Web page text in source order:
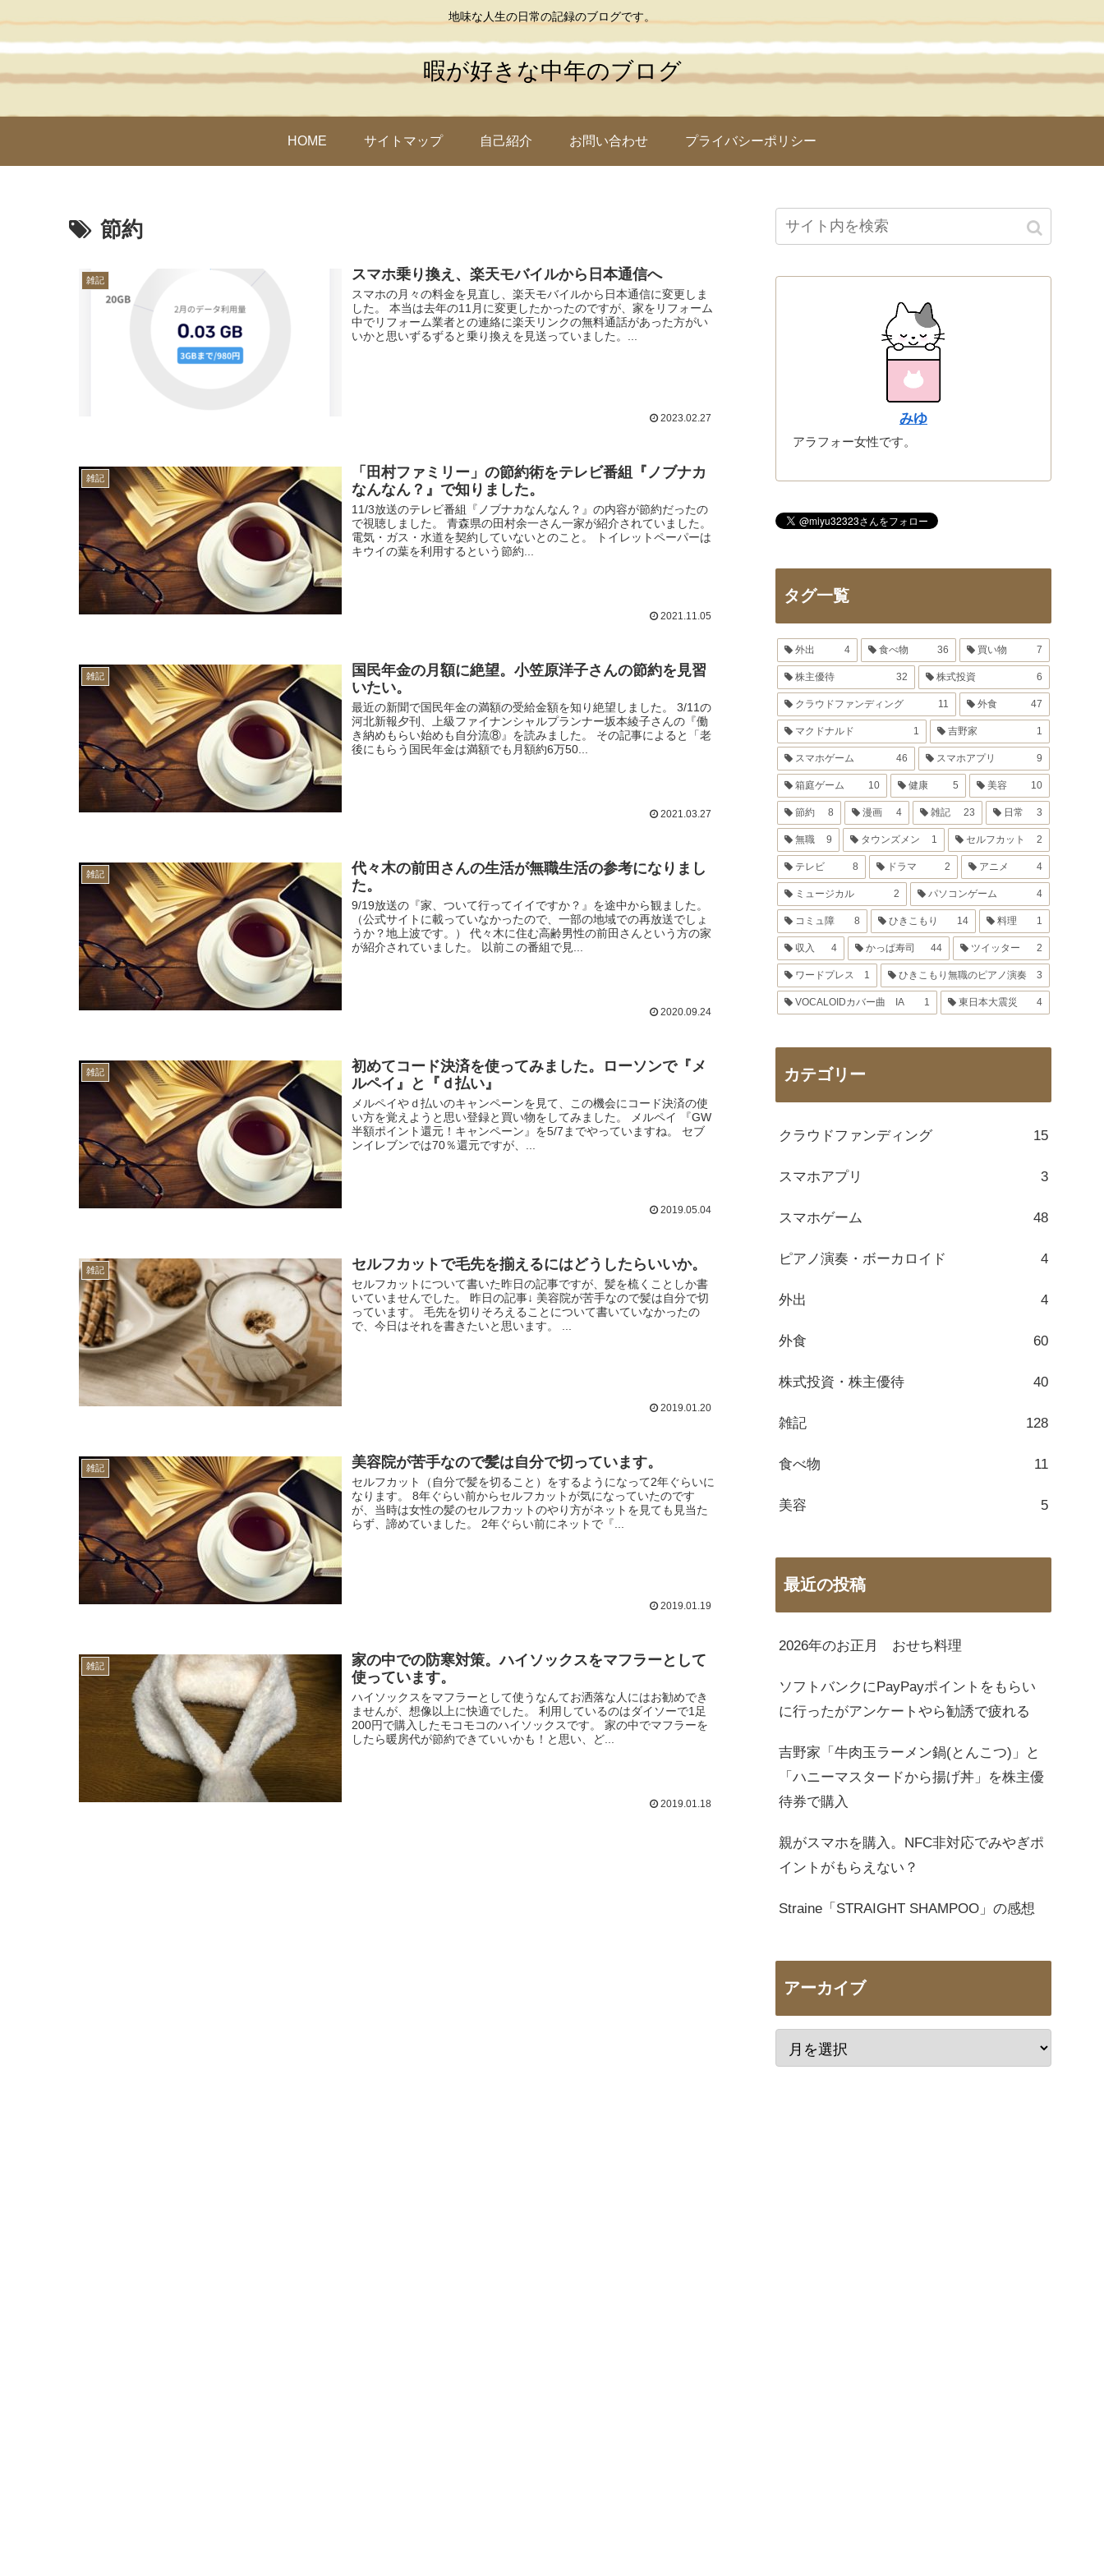
地味な人生の日常の記録のブログです。
暇が好きな中年のブログ
HOME サイトマップ 自己紹介 お問い合わせ プライバシーポリシー
節約
雑記 スマホ乗り換え、楽天モバイルから日本通信へ
スマホの月々の料金を見直し、楽天モバイルから日本通信に変更しま
した。 本当は去年の11月に変更したかったのですが、家をリフォーム
中でリフォーム業者との連絡に楽天リンクの無料通話があった方がい
いかと思いずるずると乗り換えを見送っていました。...
2023.02.27
雑記
「田村ファミリー」の節約術をテレビ番組『ノブナカ
なんなん？』で知りました。
11/3放送のテレビ番組『ノブナカなんなん？』の内容が節約だったの
で視聴しました。 青森県の田村余一さん一家が紹介されていました。
電気・ガス・水道を契約していないとのこと。 トイレットペーパーは
キウイの葉を利用するという節約...
2021.11.05
雑記
国民年金の月額に絶望。小笠原洋子さんの節約を見習
いたい。
最近の新聞で国民年金の満額の受給金額を知り絶望しました。 3/11の
河北新報夕刊、上級ファイナンシャルプランナー坂本綾子さんの『働
き納めもらい始めも自分流⑧』を読みました。 その記事によると「老
後にもらう国民年金は満額でも月額約6万50...
2021.03.27
雑記
代々木の前田さんの生活が無職生活の参考になりまし
た。
9/19放送の『家、ついて行ってイイですか？』を途中から観ました。
（公式サイトに載っていなかったので、一部の地域での再放送でしょ
うか？地上波です。） 代々木に住む高齢男性の前田さんという方の家
が紹介されていました。 以前この番組で見...
2020.09.24
雑記
初めてコード決済を使ってみました。ローソンで『メ
ルペイ』と『ｄ払い』
メルペイやｄ払いのキャンペーンを見て、この機会にコード決済の使
い方を覚えようと思い登録と買い物をしてみました。 メルペイ 『GW
半額ポイント還元！キャンペーン』を5/7までやっていますね。 セブ
ンイレブンでは70％還元ですが、...
2019.05.04
雑記 セルフカットで毛先を揃えるにはどうしたらいいか。
セルフカットについて書いた昨日の記事ですが、髪を梳くことしか書
いていませんでした。 昨日の記事↓ 美容院が苦手なので髪は自分で切
っています。 毛先を切りそろえることについて書いていなかったの
で、今日はそれを書きたいと思います。 ...
2019.01.20
雑記 美容院が苦手なので髪は自分で切っています。
セルフカット（自分で髪を切ること）をするようになって2年ぐらいに
なります。 8年ぐらい前からセルフカットが気になっていたのです
が、当時は女性の髪のセルフカットのやり方がネットを見ても見当た
らず、諦めていました。 2年ぐらい前にネットで『...
2019.01.19
雑記
家の中での防寒対策。ハイソックスをマフラーとして
使っています。
ハイソックスをマフラーとして使うなんてお洒落な人にはお勧めでき
ませんが、想像以上に快適でした。 利用しているのはダイソーで1足
200円で購入したモコモコのハイソックスです。 家の中でマフラーを
したら暖房代が節約できていいかも！と思い、ど...
2019.01.18
みゆ
アラフォー女性です。
タグ一覧
外出 4 食べ物 36 買い物 7
株主優待 32 株式投資 6
クラウドファンディング 11 外食 47
マクドナルド 1 吉野家 1
スマホゲーム 46 スマホアプリ 9
箱庭ゲーム 10 健康 5 美容 10
節約 8 漫画 4 雑記 23 日常 3
無職 9 タウンズメン 1 セルフカット 2
テレビ 8 ドラマ 2 アニメ 4
ミュージカル 2 パソコンゲーム 4
コミュ障 8 ひきこもり 14 料理 1
収入 4 かっぱ寿司 44 ツイッター 2
ワードプレス 1 ひきこもり無職のピアノ演奏 3
VOCALOIDカバー曲 IA 1 東日本大震災 4
カテゴリー
クラウドファンディング 15
スマホアプリ 3
スマホゲーム 48
ピアノ演奏・ボーカロイド 4
外出 4
外食 60
株式投資・株主優待 40
雑記 128
食べ物 11
美容 5
最近の投稿
2026年のお正月 おせち料理
ソフトバンクにPayPayポイントをもらい
に行ったがアンケートやら勧誘で疲れる
吉野家「牛肉玉ラーメン鍋(とんこつ)」と
「ハニーマスタードから揚げ丼」を株主優
待券で購入
親がスマホを購入。NFC非対応でみやぎポ
イントがもらえない？
Straine「STRAIGHT SHAMPOO」の感想
アーカイブ